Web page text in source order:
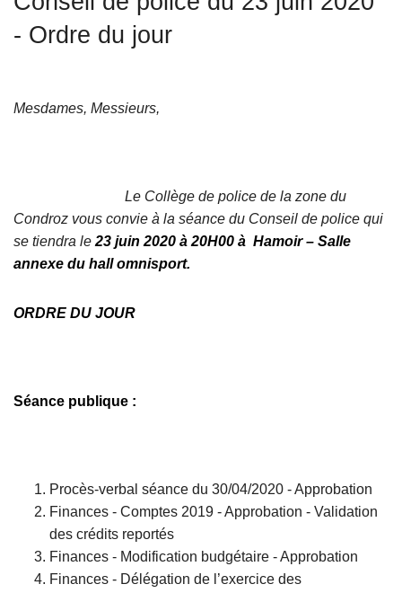
- Ordre du jour
Mesdames, Messieurs,
Le Collège de police de la zone du
Condroz vous convie à la séance du Conseil de police qui
se tiendra le23 juin 2020 à 20H00 à Hamoir – Salle
annexe du hall omnisport.
ORDRE DU JOUR
Séance publique :
Procès-verbal séance du 30/04/2020 - Approbation
Finances - Comptes 2019 - Approbation - Validation
des crédits reportés
Finances - Modification budgétaire - Approbation
Finances - Délégation de l’exercice des